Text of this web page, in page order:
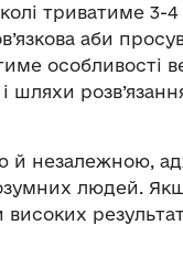
триватиме 3-4
аби
особливості
шляхи
й незалежною,
людей.